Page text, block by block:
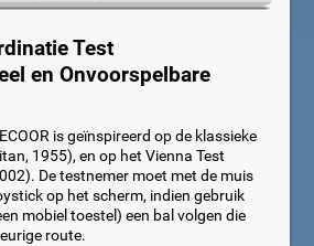
Test
en Onvoorspelbare
is geïnspireerd op de klassieke
1955), en op het Vienna Test
De testnemer moet met de muis
op het scherm, indien gebruik
mobiel toestel) een bal volgen die
route.